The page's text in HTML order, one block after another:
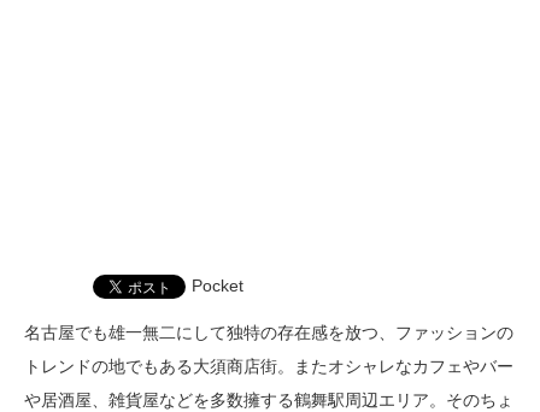
Pocket
名古屋でも雄一無二にして独特の存在感を放つ、ファッションの
トレンドの地でもある大須商店街。またオシャレなカフェやバー
や居酒屋、雑貨屋などを多数擁する鶴舞駅周辺エリア。そのちょ